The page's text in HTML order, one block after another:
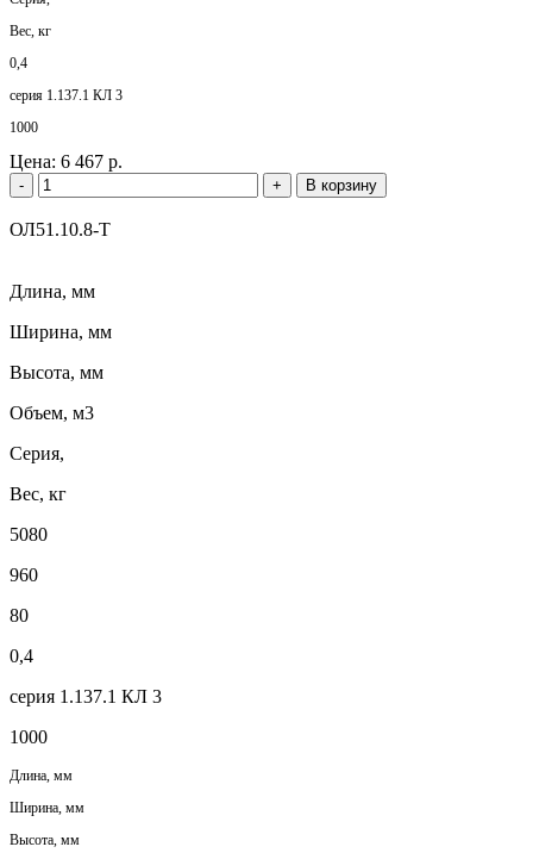
Вес, кг
0,4
серия 1.137.1 КЛ 3
1000
Цена: 6 467 р.
- + В корзину
ОЛ51.10.8-Т
Длина, мм
Ширина, мм
Высота, мм
Объем, м3
Серия,
Вес, кг
5080
960
80
0,4
серия 1.137.1 КЛ 3
1000
Длина, мм
Ширина, мм
Высота, мм